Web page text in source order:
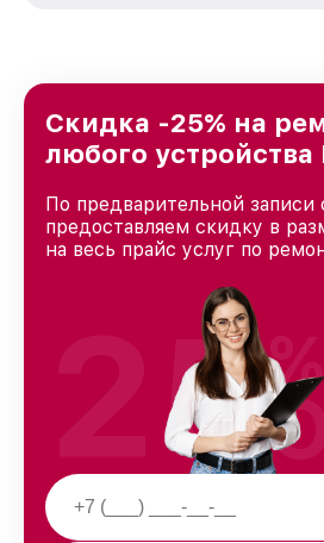
и лояльности наших
Скидка -25% на
любого устройства
По предварительной записи
предоставляем скидку в
на весь прайс услуг по
25%